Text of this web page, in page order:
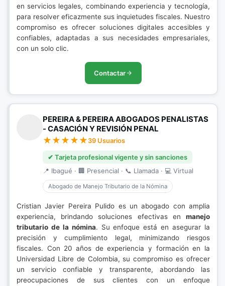
en servicios legales, combinando experiencia y tecnología,
para resolver eficazmente sus inquietudes fiscales. Nuestro
compromiso es ofrecer soluciones digitales accesibles y
confiables, adaptadas a sus necesidades empresariales,
con un solo clic.
Contactar
PEREIRA & PEREIRA ABOGADOS PENALISTAS
- CASACIÓN Y REVISIÓN PENAL
39 Usuarios
✔ Tarjeta profesional vigente y sin sanciones
📍 Ibagué · 🏢 Presencial · 📞 Llamada · 💻 Virtual
Abogado de Manejo Tributario de la Nómina
Cristian Javier Pereira Pulido es un abogado con amplia
experiencia, brindando soluciones efectivas en manejo
tributario de la nómina. Su enfoque está en asegurar la
precisión y cumplimiento legal, minimizando riesgos
fiscales. Con 20 años de experiencia y formación en la
Universidad Libre de Colombia, su compromiso es ofrecer
un servicio confiable y transparente, abordando las
preocupaciones de sus clientes con un enfoque